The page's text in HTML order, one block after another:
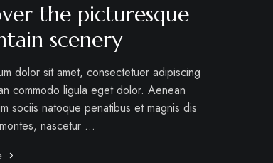
the picturesque
scenery
dolor sit amet, consectetuer adipiscing
commodo ligula eget dolor. Aenean
sociis natoque penatibus et magnis dis
nascetur …